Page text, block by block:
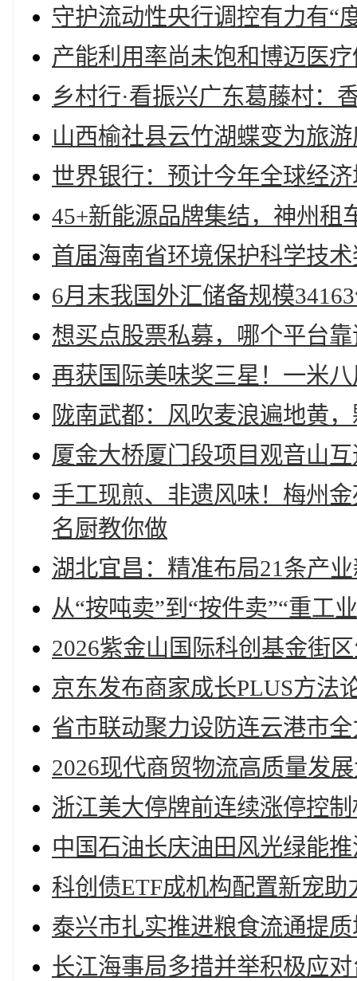
守护流动性央行调控有力有“
产能利用率尚未饱和博迈医
乡村行·看振兴广东葛藤村：
山西榆社县云竹湖蝶变为旅
世界银行：预计今年全球经
45+新能源品牌集结，神州租
首届海南省环境保护科学技
6月末我国外汇储备规模
想买点股票私募，哪个平台
再获国际美味奖三星！一米
陇南武都：风吹麦浪遍地黄
厦金大桥厦门段项目观音山
手工现煎、非遗风味！梅州
名厨教你做
湖北宜昌：精准布局21条产
从“按吨卖”到“按件卖”“重工
2026紫金山国际科创基金街
京东发布商家成长PLUS方法
省市联动聚力设防连云港市
2026现代商贸物流高质量发
浙江美大停牌前连续涨停控
中国石油长庆油田风光绿能
科创债ETF成机构配置新宠
泰兴市扎实推进粮食流通提
长江海事局多措并举积极应对